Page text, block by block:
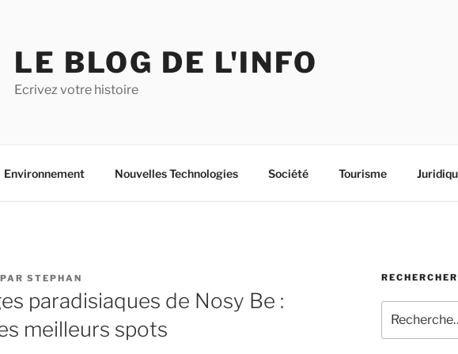
LE BLOG DE L'INFO
Ecrivez votre histoire
Environnement Nouvelles Technologies Société Tourisme
PAR STEPHAN
paradisiaques de Nosy Be :
meilleurs spots
RECHERCHER
pour
: